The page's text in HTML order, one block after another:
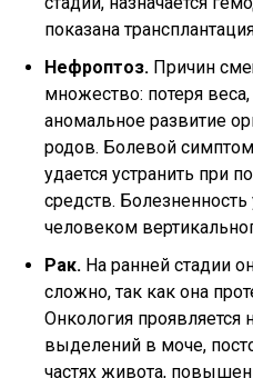
показана
Нефроптоз. Причин
множество: потеря
аномальное развитие
родов. Болевой
удается устранить при
средств.
человеком
Рак. На ранней стадии
сложно, так как она
Онкология
выделений в моче,
частях живота,